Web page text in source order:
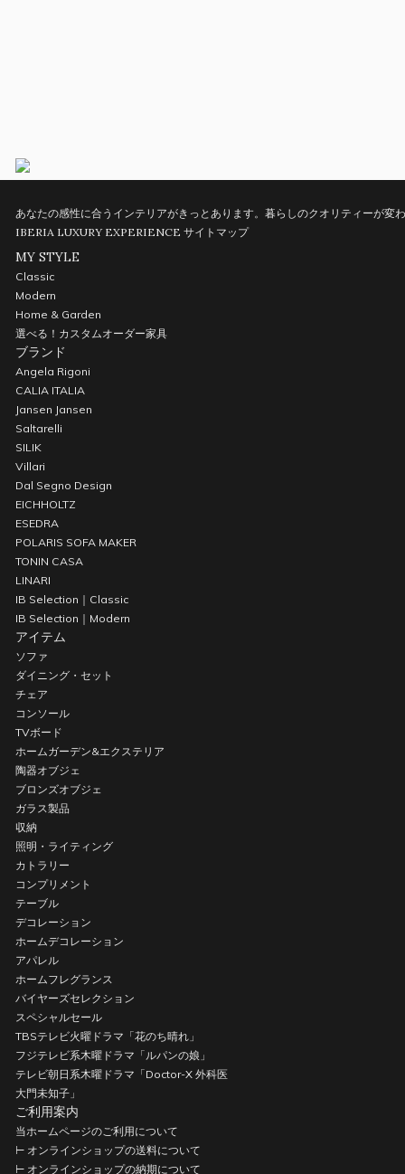
あなたの感性に合うインテリアがきっとあります。暮らしのクオリティーが変
IBERIA LUXURY EXPERIENCE サイトマップ
MY STYLE
Classic
Modern
Home & Garden
選べる！カスタムオーダー家具
ブランド
Angela Rigoni
CALIA ITALIA
Jansen Jansen
Saltarelli
SILIK
Villari
Dal Segno Design
EICHHOLTZ
ESEDRA
POLARIS SOFA MAKER
TONIN CASA
LINARI
IB Selection｜Classic
IB Selection｜Modern
アイテム
ソファ
ダイニング・セット
チェア
コンソール
TVボード
ホームガーデン&エクステリア
陶器オブジェ
ブロンズオブジェ
ガラス製品
収納
照明・ライティング
カトラリー
コンプリメント
テーブル
デコレーション
ホームデコレーション
アパレル
ホームフレグランス
バイヤーズセレクション
スペシャルセール
TBSテレビ火曜ドラマ「花のち晴れ」
フジテレビ系木曜ドラマ「ルパンの娘」
テレビ朝日系木曜ドラマ「Doctor-X 外科医
大門未知子」
ご利用案内
当ホームページのご利用について
⊢ オンラインショップの送料について
⊢ オンラインショップの納期について